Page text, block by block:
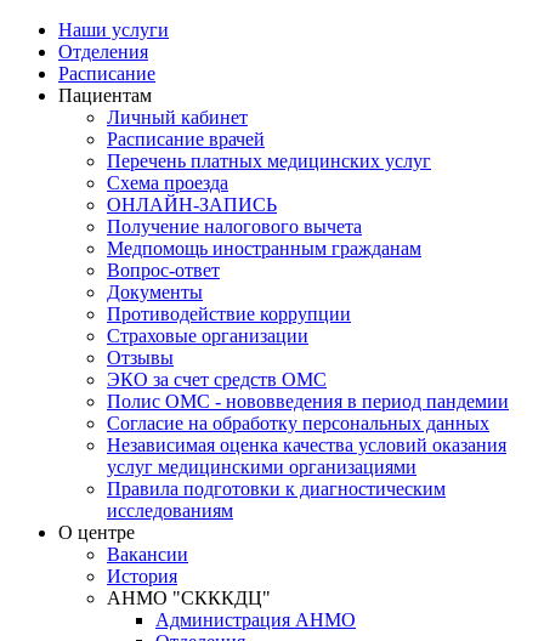
Наши услуги
Отделения
Расписание
Пациентам
Личный кабинет
Расписание врачей
Перечень платных медицинских услуг
Схема проезда
ОНЛАЙН-ЗАПИСЬ
Получение налогового вычета
Медпомощь иностранным гражданам
Вопрос-ответ
Документы
Противодействие коррупции
Страховые организации
Отзывы
ЭКО за счет средств ОМС
Полис ОМС - нововведения в период пандемии
Согласие на обработку персональных данных
Независимая оценка качества условий оказания
услуг медицинскими организациями
Правила подготовки к диагностическим
исследованиям
О центре
Вакансии
История
АНМО "СКККДЦ"
Администрация АНМО